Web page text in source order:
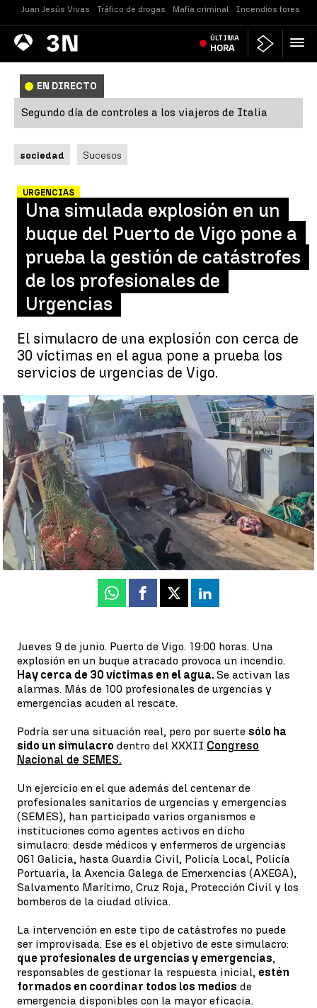
Juan Jesús Vivas Tráfico de drogas Mafia criminal Incendios
Antena
3 Noticias ÚLTIMA
HORA
EN DIRECTO
Segundo día de controles a los viajeros de Italia
sociedad Sucesos
URGENCIAS
Una simulada explosión en un
buque del Puerto de Vigo pone a
prueba la gestión de catástrofes
de los profesionales de
Urgencias
El simulacro de una explosión con cerca de
30 víctimas en el agua pone a prueba los
servicios de urgencias de Vigo.
Una simulada explosión en un buque del Puerto de Vigo pone a
prueba la gestión de catástrofes de los profesionales de
Urgencias |Una simulada explosión en un buque del Puerto de
Vigo pone a prueba la gestión de catástrofes de los
profesionales de Urgencias
Antena 3 Galicia |Eva Conde-Corbal
Publicado:10 de junio de 2022, 10:05
Whatsapp
Facebook
X Linkedin
Jueves 9 de junio. Puerto de Vigo. 19:00 horas. Una
explosión en un buque atracado provoca un incendio.
Hay cerca de 30 víctimas en el agua. Se activan las
alarmas. Más de 100 profesionales de urgencias y
emergencias acuden al rescate.
Podría ser una situación real, pero por suerte sólo ha
sido un simulacro dentro del XXXII Congreso
Nacional de SEMES.
Un ejercicio en el que además del centenar de
profesionales sanitarios de urgencias y emergencias
(SEMES), han participado varios organismos e
instituciones como agentes activos en dicho
simulacro: desde médicos y enfermeros de urgencias
061 Galicia, hasta Guardia Civil, Policía Local, Policía
Portuaria, la Axencia Galega de Emerxencias (AXEGA),
Salvamento Marítimo, Cruz Roja, Protección Civil y los
bomberos de la ciudad olívica.
La intervención en este tipo de catástrofes no puede
ser improvisada. Ese es el objetivo de este simulacro:
que profesionales de urgencias y emergencias,
responsables de gestionar la respuesta inicial, estén
formados en coordinar todos los medios de
emergencia disponibles con la mayor eficacia.